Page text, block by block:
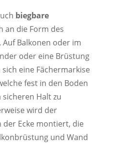
biegbare
an die Form des
Balkonen oder im
oder eine Brüstung
eine Fächermarkise
fest in den Boden
Halt zu
wird der
der Ecke montiert, die
und Wand